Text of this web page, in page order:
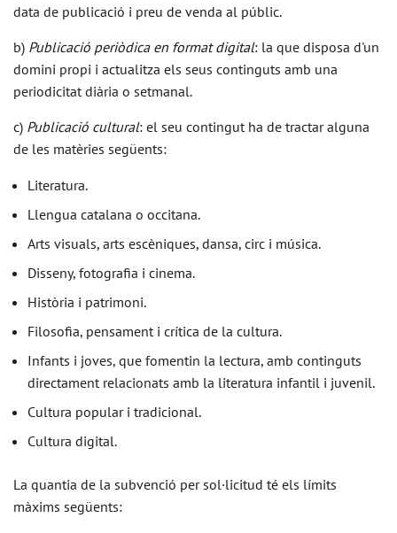
data de publicació i preu de venda al públic.
b) Publicació periòdica en format digital: la que disposa d'un
domini propi i actualitza els seus continguts amb una
periodicitat diària o setmanal.
c) Publicació cultural: el seu contingut ha de tractar alguna
de les matèries següents:
Literatura.
Llengua catalana o occitana.
Arts visuals, arts escèniques, dansa, circ i música.
Disseny, fotografia i cinema.
Història i patrimoni.
Filosofia, pensament i crítica de la cultura.
Infants i joves, que fomentin la lectura, amb continguts
directament relacionats amb la literatura infantil i juvenil.
Cultura popular i tradicional.
Cultura digital.
La quantia de la subvenció per sol·licitud té els límits
màxims següents: